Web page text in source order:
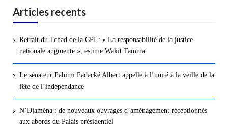
Articles recents
Retrait du Tchad de la CPI : « La responsabilité de la justice
nationale augmente », estime Wakit Tamma
Le sénateur Pahimi Padacké Albert appelle à l’unité à la veille de la
fête de l’indépendance
N’Djaména : de nouveaux ouvrages d’aménagement réceptionnés
aux abords du Palais présidentiel